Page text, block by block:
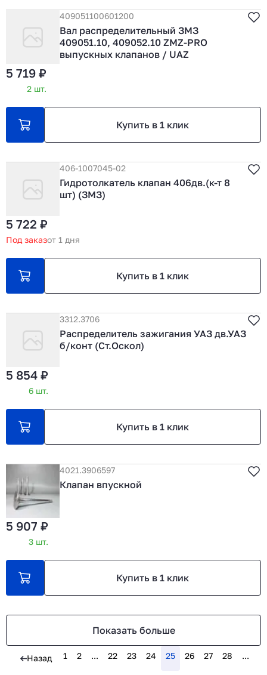
409051100601200
Вал распределительный ЗМЗ
409051.10, 409052.10 ZMZ-PRO
выпускных клапанов / UAZ
5 719 ₽
2 шт.
Купить в 1 клик
406-1007045-02
Гидротолкатель клапан 406дв.(к-т 8
шт) (ЗМЗ)
5 722 ₽
Под заказот 1 дня
Купить в 1 клик
3312.3706
Распределитель зажигания УАЗ дв.УАЗ
б/конт (Ст.Оскол)
5 854 ₽
6 шт.
Купить в 1 клик
4021.3906597
Клапан впускной
5 907 ₽
3 шт.
Купить в 1 клик
Показать больше
Назад 1 2 ... 22 23 24 25 26 27 28 ...